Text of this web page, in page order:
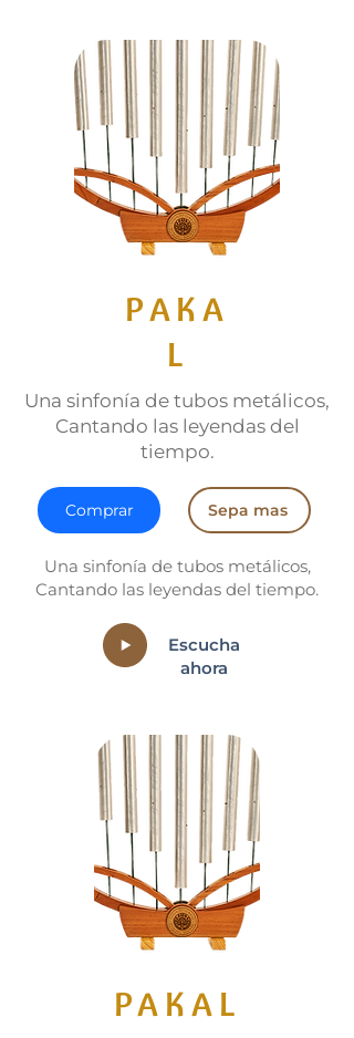
PAKA
L
Una sinfonía de tubos metálicos,
Cantando las leyendas del
tiempo.
Comprar Sepa mas
Una sinfonía de tubos metálicos,
Cantando las leyendas del tiempo.
Escucha
ahora
PAKAL